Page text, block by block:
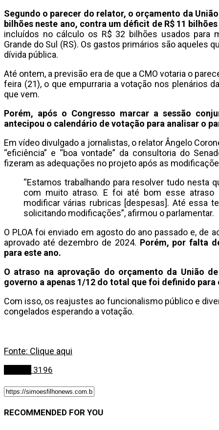
Segundo o parecer do relator, o orçamento da
bilhões neste ano, contra um déficit de R$ 11
incluídos no cálculo os R$ 32 bilhões usados para
Grande do Sul (RS). Os gastos primários são aqueles
dívida pública.
Até ontem, a previsão era de que a CMO votaria o
feira (21), o que empurraria a votação nos plenários
que vem.
Porém, após o Congresso marcar a sessão
antecipou o calendário de votação para analisar o
Em vídeo divulgado a jornalistas, o relator Ângelo
“eficiência” e “boa vontade” da consultoria do
fizeram as adequações no projeto após as
“Estamos trabalhando para resolver tudo nesta
com muito atraso. E foi até bom esse atraso
modificar várias rubricas [despesas]. Até essa
solicitando modificações”, afirmou o parlamentar.
O PLOA foi enviado em agosto do ano passado e, de
aprovado até dezembro de 2024. Porém, por falta
para este ano.
O atraso na aprovação do orçamento da União
governo a apenas 1/12 do total que foi definido para
Com isso, os reajustes ao funcionalismo público e
congelados esperando a votação.
Fonte: Clique aqui
3196
RECOMMENDED FOR YOU